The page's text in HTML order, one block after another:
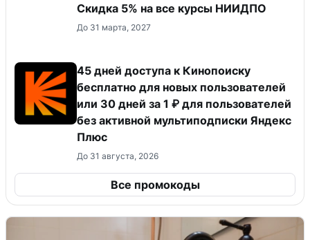
Скидка 5% на все курсы НИИДПО
До 31 марта, 2027
45 дней доступа к Кинопоиску
бесплатно для новых пользователей
или 30 дней за 1 ₽ для пользователей
без активной мультиподписки Яндекс
Плюс
До 31 августа, 2026
Все промокоды